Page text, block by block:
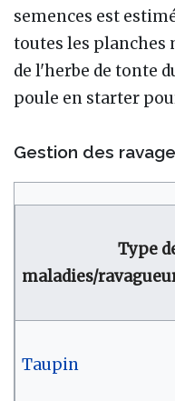
semences est
toutes les planches
de l'herbe de tonte
poule en starter
Gestion des
Type
maladies/
Taupin